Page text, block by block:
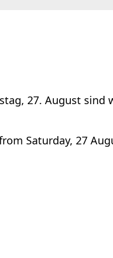
27. August sind
Saturday, 27